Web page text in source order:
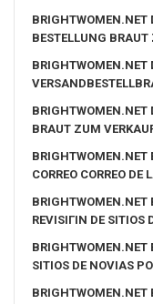
BESTELLUNG BRAUT
BRIGHTWOMEN.NET
BRIGHTWOMEN.NET
BRAUT ZUM
CORREO CORREO DE
BRIGHTWOMEN.NET
REVISIГІN DE SITIOS
BRIGHTWOMEN.NET
SITIOS DE NOVIAS
BRIGHTWOMEN.NET